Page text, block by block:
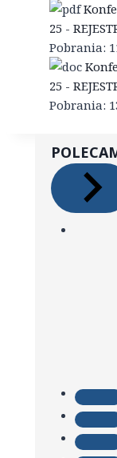
25 -
Pobrania:
25 -
Pobrania: